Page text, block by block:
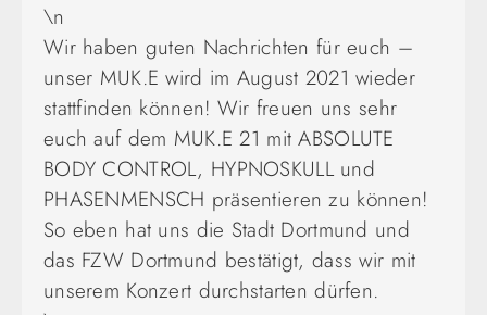
\n
Wir haben guten Nachrichten für euch –
unser MUK.E wird im August 2021 wieder
stattfinden können! Wir freuen uns sehr
euch auf dem MUK.E 21 mit ABSOLUTE
BODY CONTROL, HYPNOSKULL und
PHASENMENSCH präsentieren zu können!
So eben hat uns die Stadt Dortmund und
das FZW Dortmund bestätigt, dass wir mit
unserem Konzert durchstarten dürfen.